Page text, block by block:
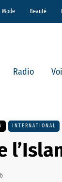
Mode Beauté
Radio
INTERNATIONAL